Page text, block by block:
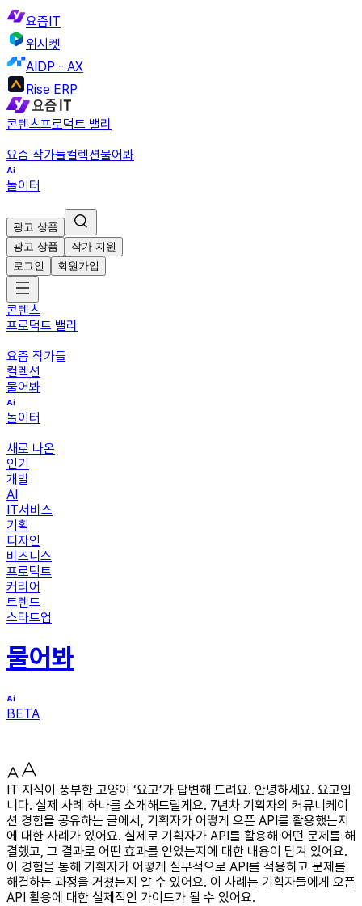
요즘IT
위시켓
AIDP - AX
Rise ERP
콘텐츠프로덕트 밸리
요즘 작가들컬렉션물어봐
놀이터
광고 상품
광고 상품
작가 지원
로그인
회원가입
콘텐츠
프로덕트 밸리
요즘 작가들
컬렉션
물어봐
놀이터
새로 나온
인기
개발
AI
IT서비스
기획
디자인
비즈니스
프로덕트
커리어
트렌드
스타트업
물어봐
BETA
IT 지식이 풍부한 고양이 ‘요고’가 답변해 드려요. 안녕하세요. 요고입
니다. 실제 사례 하나를 소개해드릴게요. 7년차 기획자의 커뮤니케이
션 경험을 공유하는 글에서, 기획자가 어떻게 오픈 API를 활용했는지
에 대한 사례가 있어요. 실제로 기획자가 API를 활용해 어떤 문제를 해
결했고, 그 결과로 어떤 효과를 얻었는지에 대한 내용이 담겨 있어요.
이 경험을 통해 기획자가 어떻게 실무적으로 API를 적용하고 문제를
해결하는 과정을 거쳤는지 알 수 있어요. 이 사례는 기획자들에게 오픈
API 활용에 대한 실제적인 가이드가 될 수 있어요.